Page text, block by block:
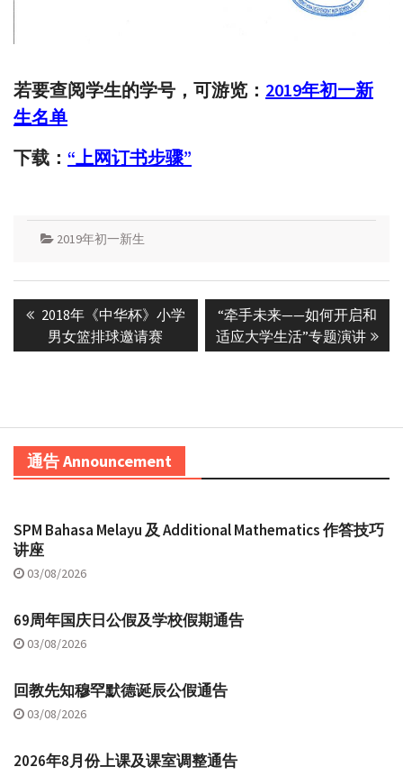
若要查阅学生的学号，可游览： 2019年初一新
生名单
下载： “上网订书步骤”
2019年初一新生
Post
navigation
Previous
post:
2018年《中华杯》小学
男女篮排球邀请赛
Next
post:
“牵手未来——如何开启和
适应大学生活”专题演讲
通告 Announcement
SPM Bahasa Melayu 及 Additional Mathematics 作答技巧
讲座
03/08/2026
69周年国庆日公假及学校假期通告
03/08/2026
回教先知穆罕默德诞辰公假通告
03/08/2026
2026年8月份上课及课室调整通告